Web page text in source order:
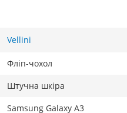
Vellini
Фліп-чохол
Штучна шкіра
Samsung Galaxy A3